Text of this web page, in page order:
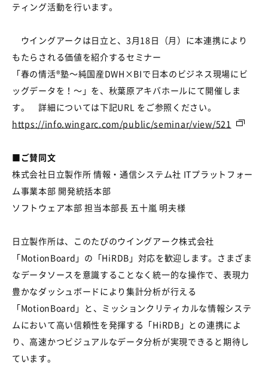
ティング活動を行います。
ウイングアークは日立と、3月18日（月）に本連携により
もたらされる価値を紹介するセミナー
「春の情活®塾～純国産DWH×BIで日本のビジネス現場にビ
ッグデータを！～」を、秋葉原アキバホールにて開催しま
す。 詳細については下記URL をご参照ください。
https://info.wingarc.com/public/seminar/view/521
■ご賛同文
株式会社日立製作所 情報・通信システム社 ITプラットフォー
ム事業本部 開発統括本部
ソフトウェア本部 担当本部長 五十嵐 明夫様
日立製作所は、このたびのウイングアーク株式会社
「MotionBoard」の「HiRDB」対応を歓迎します。さまざま
なデータソースを意識することなく統一的な操作で、表現力
豊かなダッシュボードにより集計分析が行える
「MotionBoard」と、ミッションクリティカルな情報システ
ムにおいて高い信頼性を発揮する「HiRDB」との連携によ
り、高速かつビジュアルなデータ分析が実現できると期待し
ています。